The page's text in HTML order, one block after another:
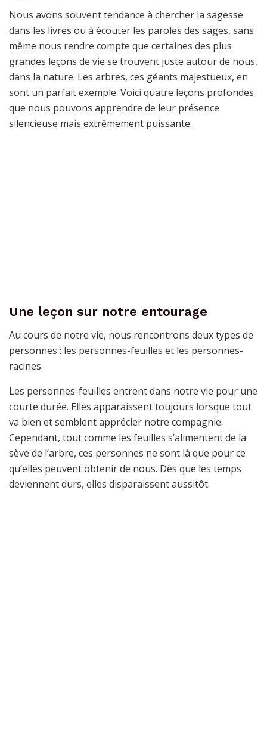
Nous avons souvent tendance à chercher la sagesse
dans les livres ou à écouter les paroles des sages, sans
même nous rendre compte que certaines des plus
grandes leçons de vie se trouvent juste autour de nous,
dans la nature. Les arbres, ces géants majestueux, en
sont un parfait exemple. Voici quatre leçons profondes
que nous pouvons apprendre de leur présence
silencieuse mais extrêmement puissante.
Une leçon sur notre entourage
Au cours de notre vie, nous rencontrons deux types de
personnes : les personnes-feuilles et les personnes-
racines.
Les personnes-feuilles entrent dans notre vie pour une
courte durée. Elles apparaissent toujours lorsque tout
va bien et semblent apprécier notre compagnie.
Cependant, tout comme les feuilles s’alimentent de la
sève de l’arbre, ces personnes ne sont là que pour ce
qu’elles peuvent obtenir de nous. Dès que les temps
deviennent durs, elles disparaissent aussitôt.